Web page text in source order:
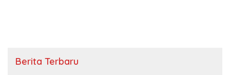
Berita Terbaru